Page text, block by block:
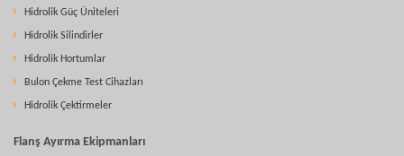
Hidrolik Güç Üniteleri
Hidrolik Silindirler
Hidrolik Hortumlar
Bulon Çekme Test Cihazları
Hidrolik Çektirmeler
Flanş Ayırma Ekipmanları